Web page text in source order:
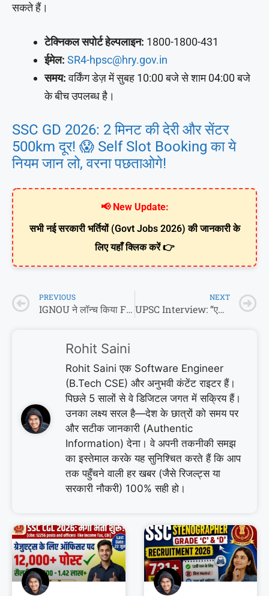
सकते हैं।
टेक्निकल सपोर्ट हेल्पलाइन: 1800-1800-431
ईमेल: SR4-hpsc@hry.gov.in
समय:वर्किंग डेज़ में सुबह 10:00 बजे से शाम 04:00 बजे
के बीच उपलब्ध है।
SSC GD 2026: 2 मिनट की देरी और सेंटर
500km दूर! 😱 Self Slot Booking का ये
नियम जान लो, वरना पछताओगे!
📢 New Update:
सभी नई सरकारी भर्तियों (Govt Jobs 2026) की जानकारी के
लिए यहाँ क्लिक करें 👉
PREVIOUS
IGNOU ने लॉन्च किया Fabric & Apparel Designing का नया कोर्स
NEXT
UPSC Interview: “एक झूठ और सब खत्म?” विजेंद्र सिंह चौहान ने बताया IAS बनने का असली राज!
Rohit Saini
Rohit Saini एक Software Engineer
(B.Tech CSE) और अनुभवी कंटेंट राइटर हैं।
पिछले 5 सालों से वे डिजिटल जगत में सक्रिय हैं।
उनका लक्ष्य सरल है—देश के छात्रों को समय पर
और सटीक जानकारी (Authentic
Information) देना। वे अपनी तकनीकी समझ
का इस्तेमाल करके यह सुनिश्चित करते हैं कि आप
तक पहुँचने वाली हर खबर (जैसे रिजल्ट्स या
सरकारी नौकरी) 100% सही हो।